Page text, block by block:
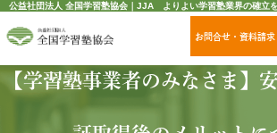
公益社団法人 全国学習塾協会｜JJA よりよい学習塾業界の確立
お問合せ・資料請求
【学習塾事業者のみなさま】